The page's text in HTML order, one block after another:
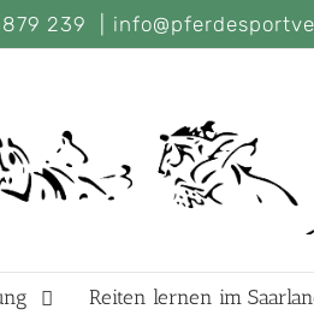
239
Reiten lernen im